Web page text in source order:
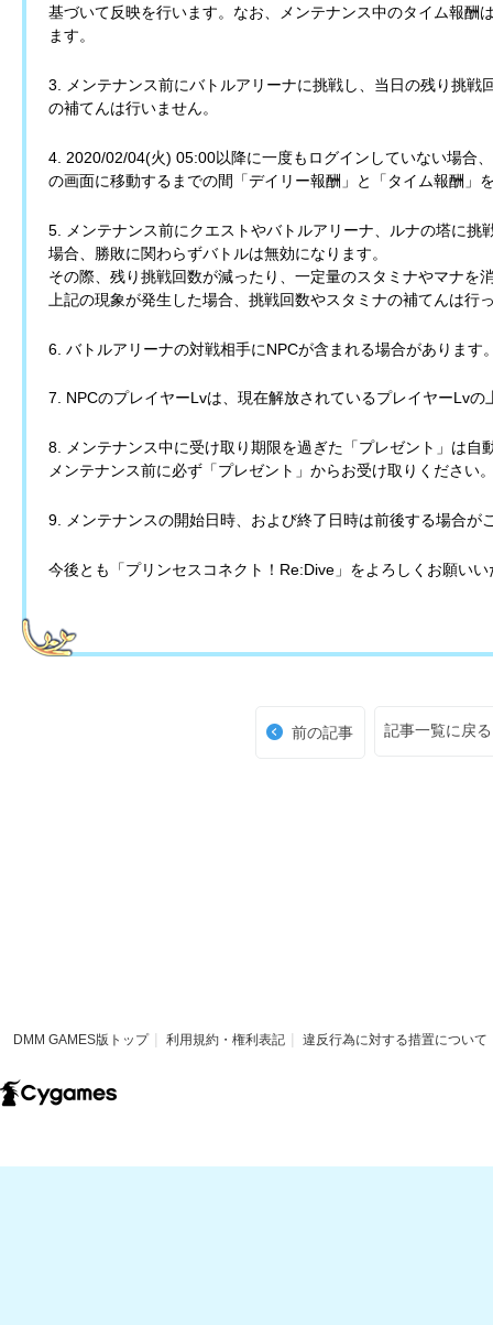
基づいて反映を行います。なお、メンテナンス中のタイム報酬
ます。
3. メンテナンス前にバトルアリーナに挑戦し、当日の残り挑戦
の補てんは行いません。
4. 2020/02/04(火) 05:00以降に一度もログインしていない場合
の画面に移動するまでの間「デイリー報酬」と「タイム報酬」
5. メンテナンス前にクエストやバトルアリーナ、ルナの塔に挑
場合、勝敗に関わらずバトルは無効になります。
その際、残り挑戦回数が減ったり、一定量のスタミナやマナを
上記の現象が発生した場合、挑戦回数やスタミナの補てんは行
6. バトルアリーナの対戦相手にNPCが含まれる場合があります
7. NPCのプレイヤーLvは、現在解放されているプレイヤーLv
8. メンテナンス中に受け取り期限を過ぎた「プレゼント」は自
メンテナンス前に必ず「プレゼント」からお受け取りください
9. メンテナンスの開始日時、および終了日時は前後する場合が
今後とも「プリンセスコネクト！Re:Dive」をよろしくお願いい
前の記事 記事一覧に戻る
DMM GAMES版トップ 利用規約・権利表記 違反行為に対する措置について